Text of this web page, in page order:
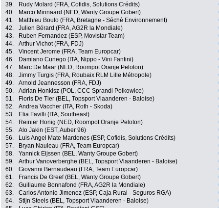
39.
Rudy Molard (FRA, Cofidis, Solutions Crédits)
40.
Marco Minnaard (NED, Wanty Groupe Gobert)
41.
Matthieu Boulo (FRA, Bretagne - Séché Environnement)
42.
Julien Bérard (FRA, AG2R la Mondiale)
43.
Ruben Fernandez (ESP, Movistar Team)
44.
Arthur Vichot (FRA, FDJ)
45.
Vincent Jerome (FRA, Team Europcar)
46.
Damiano Cunego (ITA, Nippo - Vini Fantini)
47.
Marc De Maar (NED, Roompot Oranje Peloton)
48.
Jimmy Turgis (FRA, Roubaix RLM Lille Métropole)
49.
Arnold Jeannesson (FRA, FDJ)
50.
Adrian Honkisz (POL, CCC Sprandi Polkowice)
51.
Floris De Tier (BEL, Topsport Vlaanderen - Baloise)
52.
Andrea Vaccher (ITA, Roth - Skoda)
53.
Elia Favilli (ITA, Southeast)
54.
Reinier Honig (NED, Roompot Oranje Peloton)
55.
Alo Jakin (EST, Auber 96)
56.
Luis Angel Mate Mardones (ESP, Cofidis, Solutions Crédits)
57.
Bryan Nauleau (FRA, Team Europcar)
58.
Yannick Eijssen (BEL, Wanty Groupe Gobert)
59.
Arthur Vanoverberghe (BEL, Topsport Vlaanderen - Baloise)
60.
Giovanni Bernaudeau (FRA, Team Europcar)
61.
Francis De Greef (BEL, Wanty Groupe Gobert)
62.
Guillaume Bonnafond (FRA, AG2R la Mondiale)
63.
Carlos Antonio Jimenez (ESP, Caja Rural - Seguros RGA)
64.
Stijn Steels (BEL, Topsport Vlaanderen - Baloise)